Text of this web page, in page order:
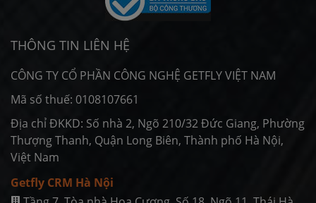
THÔNG TIN LIÊN HỆ
CÔNG TY CỔ PHẦN CÔNG NGHỆ GETFLY VIỆT NAM
Mã số thuế: 0108107661
Địa chỉ ĐKKD: Số nhà 2, Ngõ 210/32 Đức Giang, Phường
Thượng Thanh, Quận Long Biên, Thành phố Hà Nội,
Việt Nam
Getfly CRM Hà Nội